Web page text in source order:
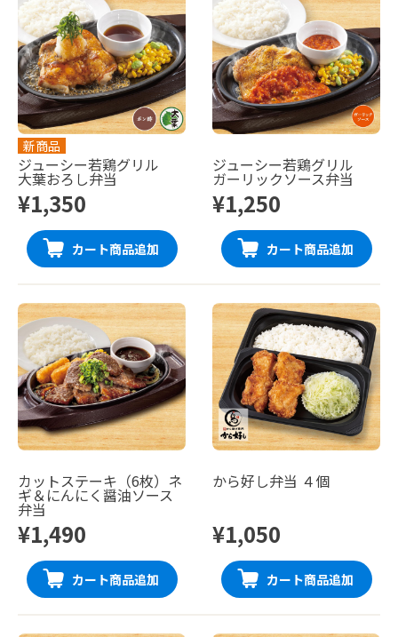
新商品
ジューシー若鶏グリル
大葉おろし弁当
¥1,350
カート商品追加
ジューシー若鶏グリル
ガーリックソース弁当
¥1,250
カート商品追加
カットステーキ（6枚）ネ
ギ＆にんにく醤油ソース
弁当
¥1,490
カート商品追加
から好し弁当 ４個
¥1,050
カート商品追加